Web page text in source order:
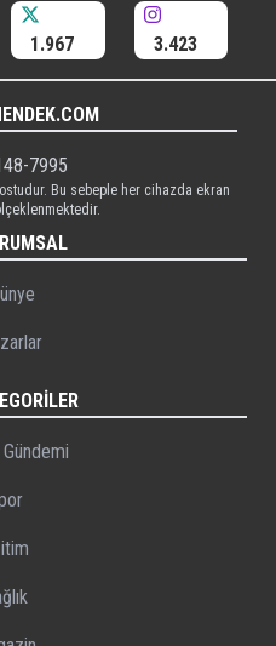
1.967 3.423
7995
Bu sebeple her cihazda ekran